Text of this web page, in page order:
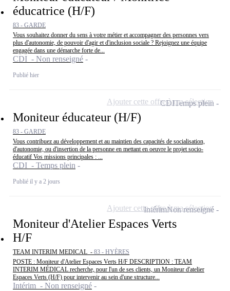
éducatrice (H/F)
83 - GARDE
Vous souhaitez donner du sens à votre métier et accompagner des personnes vers
plus d'autonomie, de pouvoir d'agir et d'inclusion sociale ? Rejoignez une équipe
engagée dans une démarche forte de...
CDI - Non renseigné
Publié hier
Moniteur éducateur (H/F)
83 - GARDE
Vous contribuez au développement et au maintien des capacités de socialisation,
d'autonomie, ou d'insertion de la personne en mettant en oeuvre le projet socio-
éducatif Vos missions principales : ...
CDI - Temps plein
Publié il y a 2 jours
CDITemps plein
Ajouter cette offre à ma sélection
Moniteur d'Atelier Espaces Verts
H/F
TEAM INTERIM MEDICAL - 83 - HYÈRES
POSTE : Moniteur d'Atelier Espaces Verts H/F DESCRIPTION : TEAM
INTERIM MÉDICAL recherche, pour l'un de ses clients, un Moniteur d'atelier
Espaces Verts (H/F) pour intervenir au sein d'une structure...
Intérim - Non renseigné
IntérimNon renseigné
Ajouter cette offre à ma sélection